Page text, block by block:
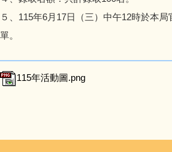
５、115年6月17日（三）中午12時於本局
單。
115年活動圖.png